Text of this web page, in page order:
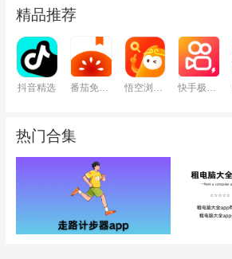
精品推荐
抖音精选 番茄免费小说 悟空浏览器 快手极速版
热门合集